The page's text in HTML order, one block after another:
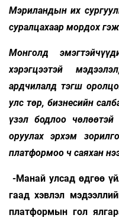
Мэриландын их
суралцахаар мордох
Монголд
хэрэгцээтэй
ардчилалд тэгш
улс төр, бизнесийн
үзэл бодлоо
оруулах эрхэм
платформоо ч саяхан
-Манай улсад өдгөө
гаад хэвлэл
платформын гол